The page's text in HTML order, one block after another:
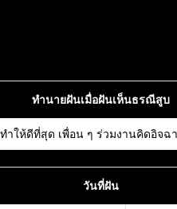
ทำนายฝันเมื่อฝันเห็นธรณีสูบ
ให้ดีที่สุด เพื่อน ๆ ร่วมงานคิดอิจฉ
วันที่ฝัน